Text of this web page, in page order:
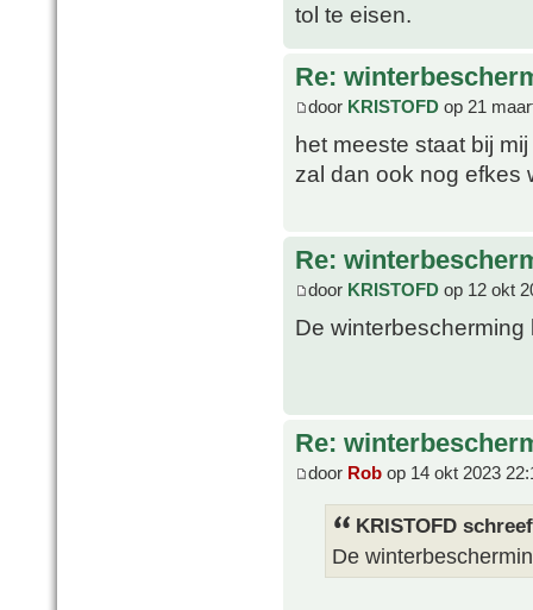
tol te eisen.
Re:
door KRISTOFD op 21
het meeste staat bij
zal dan ook nog efkes
Re:
door KRISTOFD op 12 okt
De winterbescherming
Re:
door Rob op 14 okt 2023
KRISTOFD
De